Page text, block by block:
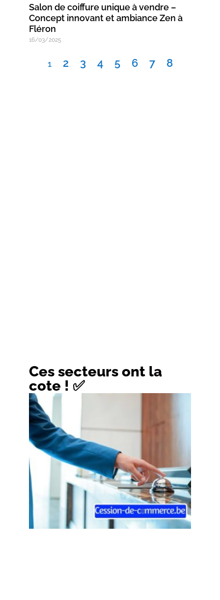
Salon de coiffure unique à vendre –
Concept innovant et ambiance Zen à
Fléron
16/03/2025
1 2 3 4 5 6 7 8
Ces secteurs ont la
cote ! ✅